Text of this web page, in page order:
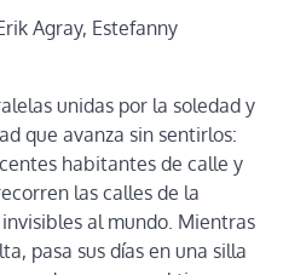
Agray, Estefanny
unidas por la soledad y
que avanza sin sentirlos:
habitantes de calle y
las calles de la
al mundo. Mientras
pasa sus días en una silla